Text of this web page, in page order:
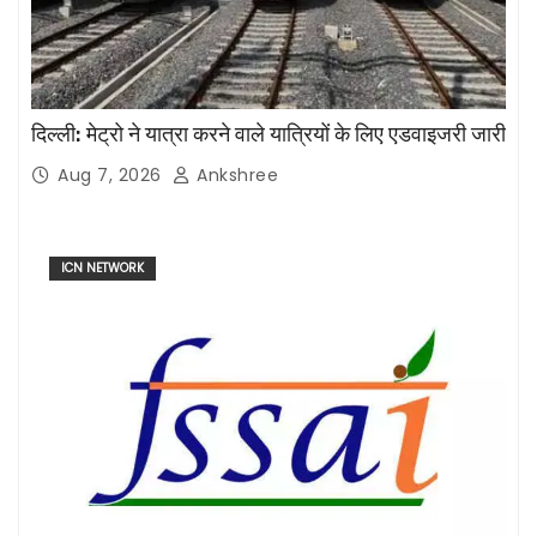
दिल्ली: मेट्रो ने यात्रा करने वाले यात्रियों के लिए एडवाइजरी जारी
Aug 7, 2026 Ankshree
ICN NETWORK